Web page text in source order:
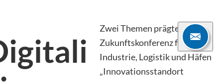
Zwei Themen prägten die
Zukunftskonferenz für
Industrie, Logistik und Häfen
„Innovationsstandort